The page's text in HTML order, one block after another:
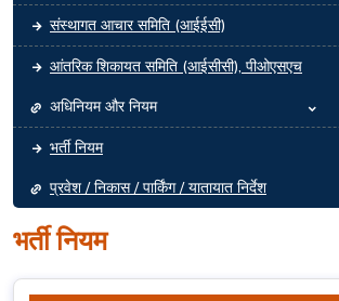
संस्थागत आचार समिति (आईईसी)
आंतरिक शिकायत समिति (आईसीसी), पीओएसएच
अधिनियम और नियम
भर्ती नियम
प्रवेश / निकास / पार्किंग / यातायात निर्देश
भर्ती नियम